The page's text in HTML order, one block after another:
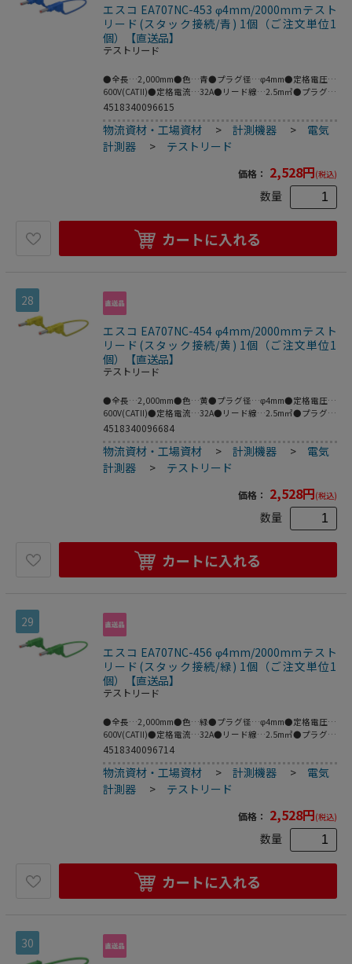
エスコ EA707NC-453 φ4mm/2000mmテスト
リード(スタック接続/青) 1個（ご注文単位1
個）【直送品】
テストリード
●全長…2,000mm●色…青●プラグ径…φ4mm●定格電圧…
600V(CATII)●定格電流…32A●リード線…2.5m㎡●プラグ材
質…ニッケル●ケーブル材質…PVC●柔軟性に優れ、特にセ
います。●両端にスタッキング可能なφ4mmMULTILAMプラ
グ。●接触保護用の収納式スリーブ付●※プラグとソケット
の両方がMULTILAMの場合は接続できません。●MULTILAM
4518340096615
物流資材・工場資材 >計測機器 > 電気
計測器
> テストリード
価格： 2,528円(税込)
数量
カートに入れる
28
エスコ EA707NC-454 φ4mm/2000mmテスト
リード(スタック接続/黄) 1個（ご注文単位1
個）【直送品】
テストリード
●全長…2,000mm●色…黄●プラグ径…φ4mm●定格電圧…
600V(CATII)●定格電流…32A●リード線…2.5m㎡●プラグ材
質…ニッケル●ケーブル材質…PVC●柔軟性に優れ、特にセ
います。●両端にスタッキング可能なφ4mmMULTILAMプラ
グ。●接触保護用の収納式スリーブ付●※プラグとソケット
の両方がMULTILAMの場合は接続できません。●MULTILAM
4518340096684
物流資材・工場資材 >計測機器 > 電気
計測器
> テストリード
価格： 2,528円(税込)
数量
カートに入れる
29
エスコ EA707NC-456 φ4mm/2000mmテスト
リード(スタック接続/緑) 1個（ご注文単位1
個）【直送品】
テストリード
●全長…2,000mm●色…緑●プラグ径…φ4mm●定格電圧…
600V(CATII)●定格電流…32A●リード線…2.5m㎡●プラグ材
質…ニッケル●ケーブル材質…PVC●柔軟性に優れ、特にセ
います。●両端にスタッキング可能なφ4mmMULTILAMプラ
グ。●接触保護用の収納式スリーブ付●※プラグとソケット
の両方がMULTILAMの場合は接続できません。●MULTILAM
4518340096714
物流資材・工場資材 >計測機器 > 電気
計測器
> テストリード
価格： 2,528円(税込)
数量
カートに入れる
30